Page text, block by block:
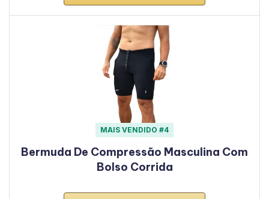
MAIS VENDIDO #4
Bermuda De Compressão Masculina Com
Bolso Corrida